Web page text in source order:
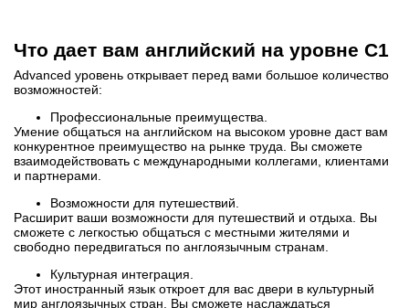
Что дает вам английский на уровне C1
Advanced уровень открывает перед вами большое количество
возможностей:
Профессиональные преимущества.
Умение общаться на английском на высоком уровне даст вам
конкурентное преимущество на рынке труда. Вы сможете
взаимодействовать с международными коллегами, клиентами
и партнерами.
Возможности для путешествий.
Расширит ваши возможности для путешествий и отдыха. Вы
сможете с легкостью общаться с местными жителями и
свободно передвигаться по англоязычным странам.
Культурная интеграция.
Этот иностранный язык откроет для вас двери в культурный
мир англоязычных стран. Вы сможете наслаждаться